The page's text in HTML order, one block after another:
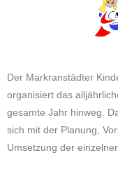
Der Markranstädter
organisiert das
gesamte Jahr hinweg.
sich mit der Planung,
Umsetzung der